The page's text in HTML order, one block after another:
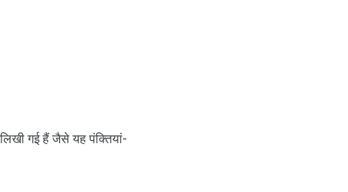
गई हैं जैसे यह पंक्तियां-